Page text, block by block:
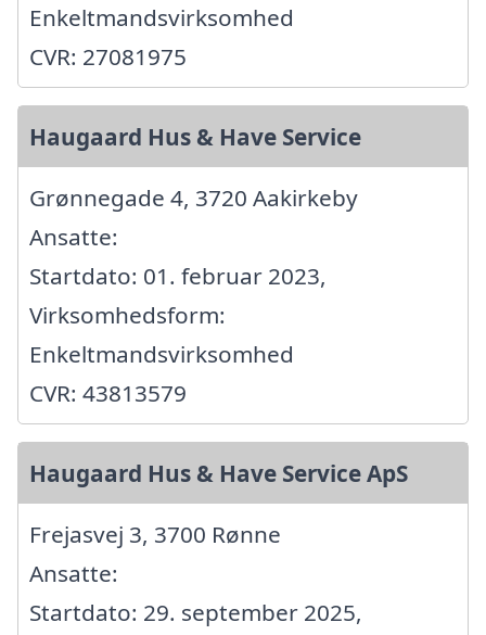
Enkeltmandsvirksomhed
CVR: 27081975
Haugaard Hus & Have Service
Grønnegade 4, 3720 Aakirkeby
Ansatte:
Startdato: 01. februar 2023,
Virksomhedsform:
Enkeltmandsvirksomhed
CVR: 43813579
Haugaard Hus & Have Service ApS
Frejasvej 3, 3700 Rønne
Ansatte:
Startdato: 29. september 2025,